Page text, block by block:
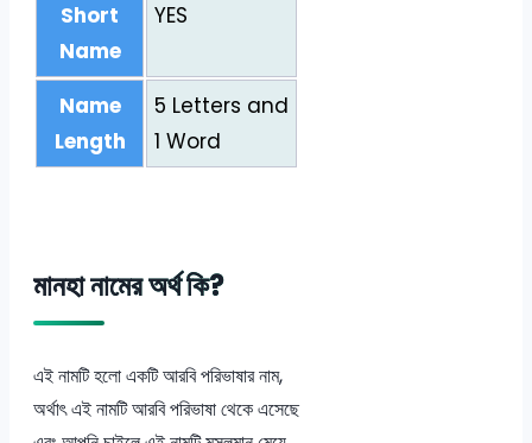
Short
Name
YES
Name
Length
5 Letters and
1 Word
মানহা নামের অর্থ কি?
এই নামটি হলো একটি আরবি পরিভাষার নাম,
অর্থাৎ এই নামটি আরবি পরিভাষা থেকে এসেছে